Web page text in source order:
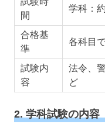
間
学科：
合格基
準
各科目
試験内
容
法令、
ど
2. 学科試験の内容